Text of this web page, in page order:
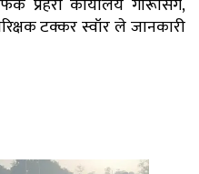
टक्कर स्वॉर ले जानकारी